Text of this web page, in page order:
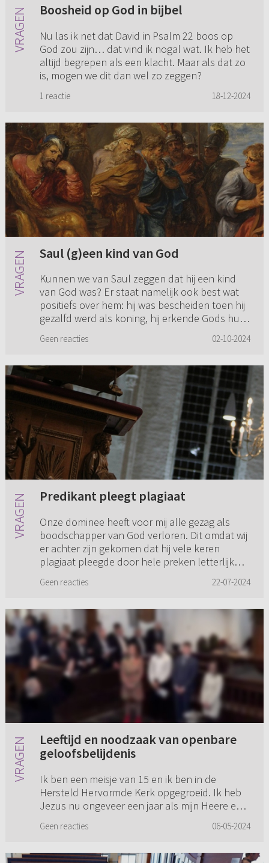
Boosheid op God in bijbel
Nu las ik net dat David in Psalm 22 boos op
God zou zijn… dat vind ik nogal wat. Ik heb het
altijd begrepen als een klacht. Maar als dat zo
is, mogen we dit dan wel zo zeggen?
1 reactie 18-12-2024
Saul (g)een kind van God
Kunnen we van Saul zeggen dat hij een kind
van God was? Er staat namelijk ook best wat
positiefs over hem: hij was bescheiden toen hij
gezalfd werd als koning, hij erkende Gods hulp
Geen reacties 02-10-2024
Predikant pleegt plagiaat
Onze dominee heeft voor mij alle gezag als
boodschapper van God verloren. Dit omdat wij
er achter zijn gekomen dat hij vele keren
plagiaat pleegde door hele preken letterlijk
Geen reacties 22-07-2024
Leeftijd en noodzaak van openbare
geloofsbelijdenis
Ik ben een meisje van 15 en ik ben in de
Hersteld Hervormde Kerk opgegroeid. Ik heb
Jezus nu ongeveer een jaar als mijn Heere en
Hem. Alleen, ik heb een vr...
Geen reacties 06-05-2024